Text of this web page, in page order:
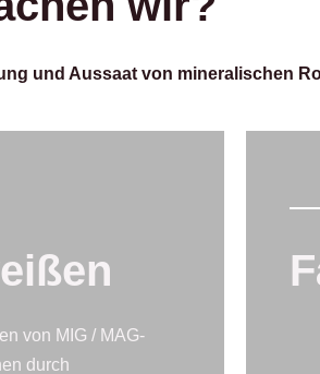
und Aussaat von mineralischen
von MIG / MAG-
durch